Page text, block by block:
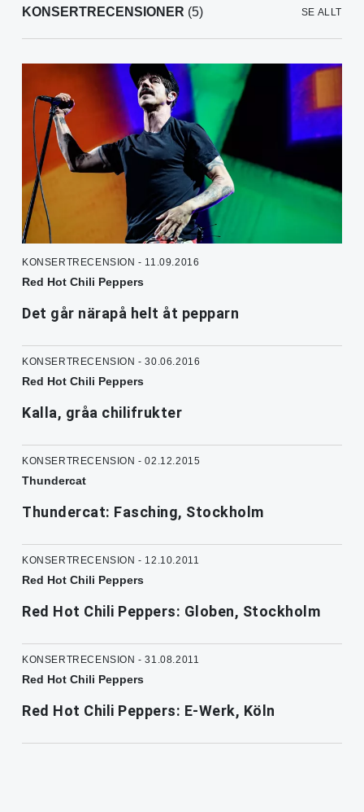
KONSERTRECENSIONER (5) SE ALLT
KONSERTRECENSION - 11.09.2016
Red Hot Chili Peppers
Det går närapå helt åt pepparn
KONSERTRECENSION - 30.06.2016
Red Hot Chili Peppers
Kalla, gråa chilifrukter
KONSERTRECENSION - 02.12.2015
Thundercat
Thundercat: Fasching, Stockholm
KONSERTRECENSION - 12.10.2011
Red Hot Chili Peppers
Red Hot Chili Peppers: Globen, Stockholm
KONSERTRECENSION - 31.08.2011
Red Hot Chili Peppers
Red Hot Chili Peppers: E-Werk, Köln